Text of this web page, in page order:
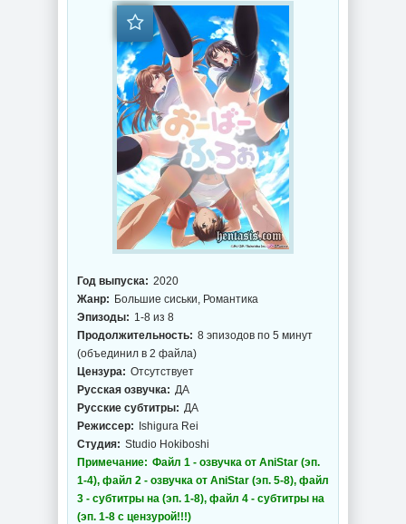
Год выпуска: 2020
Жанр: Большие сиськи, Романтика
Эпизоды: 1-8 из 8
Продолжительность: 8 эпизодов по 5 минут
(объединил в 2 файла)
Цензура: Отсутствует
Русская озвучка: ДА
Русские субтитры: ДА
Режиссер: Ishigura Rei
Студия: Studio Hokiboshi
Примечание: Файл 1 - озвучка от AniStar (эп.
1-4), файл 2 - озвучка от AniStar (эп. 5-8), файл
3 - субтитры на (эп. 1-8), файл 4 - субтитры на
(эп. 1-8 с цензурой!!!)